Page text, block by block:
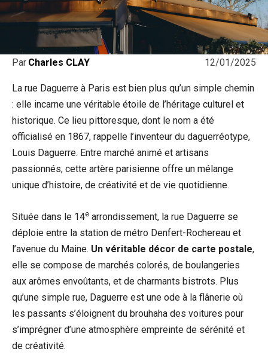
12/01/2025
Par Charles CLAY
La rue Daguerre à Paris est bien plus qu’un simple chemin
: elle incarne une véritable étoile de l’héritage culturel et
historique. Ce lieu pittoresque, dont le nom a été
officialisé en 1867, rappelle l’inventeur du daguerréotype,
Louis Daguerre. Entre marché animé et artisans
passionnés, cette artère parisienne offre un mélange
unique d’histoire, de créativité et de vie quotidienne.
Située dans le 14e arrondissement, la rue Daguerre se
déploie entre la station de métro Denfert-Rochereau et
l’avenue du Maine. Un véritable décor de carte postale,
elle se compose de marchés colorés, de boulangeries
aux arômes envoûtants, et de charmants bistrots. Plus
qu’une simple rue, Daguerre est une ode à la flânerie où
les passants s’éloignent du brouhaha des voitures pour
s’imprégner d’une atmosphère empreinte de sérénité et
de créativité.